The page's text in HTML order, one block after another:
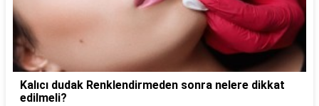
Kalıcı dudak Renklendirmeden sonra nelere dikkat
edilmeli?